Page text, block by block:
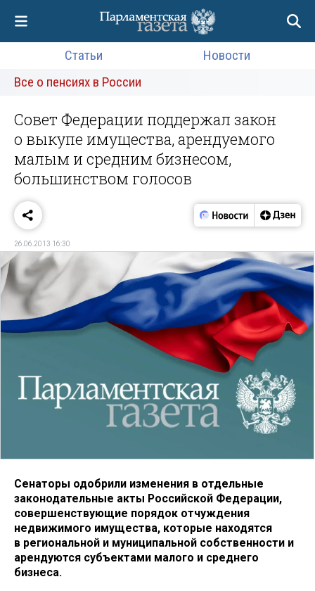
Статьи
Новости
Все о пенсиях в России
Совет Федерации поддержал закон
о выкупе имущества, арендуемого
малым и средним бизнесом,
большинством голосов
26.06.2013 16:30
Сенаторы одобрили изменения в отдельные
законодательные акты Российской Федерации,
совершенствующие порядок отчуждения
недвижимого имущества, которые находятся
в региональной и муниципальной собственности и
арендуются субъектами малого и среднего
бизнеса.